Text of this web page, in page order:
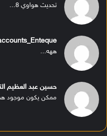
تحديث هواوي 8...
ههه...
حسين عبد العظيم
ممكن يكون موجود